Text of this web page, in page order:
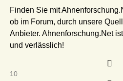
Finden Sie mit
ob im Forum, durch unsere
Anbieter. Ahnenforschung.Net
und verlässlich!
10